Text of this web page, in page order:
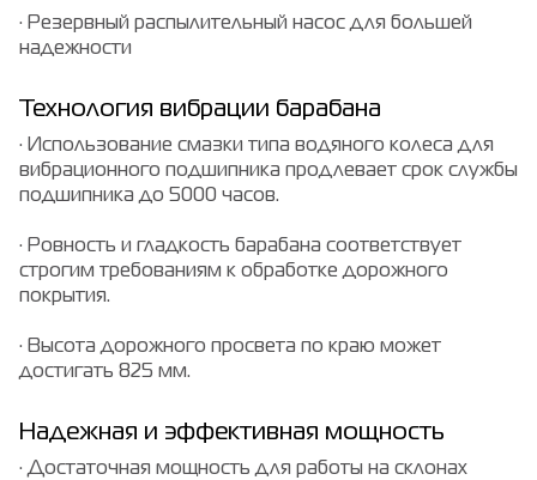
· Резервный распылительный насос для большей
надежности
Технология вибрации барабана
· Использование смазки типа водяного колеса для
вибрационного подшипника продлевает срок службы
подшипника до 5000 часов.
· Ровность и гладкость барабана соответствует
строгим требованиям к обработке дорожного
покрытия.
· Высота дорожного просвета по краю может
достигать 825 мм.
Надежная и эффективная мощность
· Достаточная мощность для работы на склонах